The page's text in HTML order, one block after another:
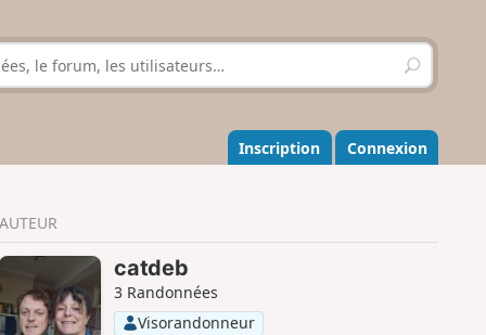
R
e
h
e
r
r
Inscription Connexion
AUTEUR
catdeb
3 Randonnées
Visorandonneur